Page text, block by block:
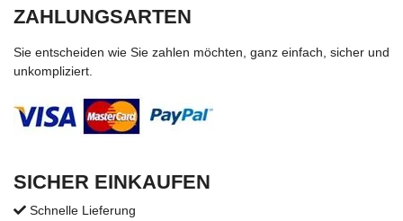
ZAHLUNGSARTEN
Sie entscheiden wie Sie zahlen möchten, ganz einfach, sicher und
unkompliziert.
SICHER EINKAUFEN
Schnelle Lieferung